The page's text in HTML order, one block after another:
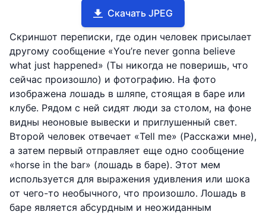
Скачать JPEG
Скриншот переписки, где один человек присылает
другому сообщение «You’re never gonna believe
what just happened» (Ты никогда не поверишь, что
сейчас произошло) и фотографию. На фото
изображена лошадь в шляпе, стоящая в баре или
клубе. Рядом с ней сидят люди за столом, на фоне
видны неоновые вывески и приглушенный свет.
Второй человек отвечает «Tell me» (Расскажи мне),
а затем первый отправляет еще одно сообщение
«horse in the bar» (лошадь в баре). Этот мем
используется для выражения удивления или шока
от чего-то необычного, что произошло. Лошадь в
баре является абсурдным и неожиданным